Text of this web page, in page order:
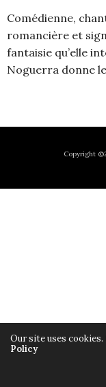
Comédienne,
romancière et
fantaisie qu’elle
Noguerra donne
Copyright
Our site uses
Policy